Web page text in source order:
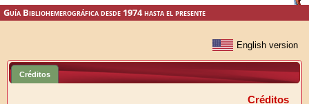
Guía Bibliohemerográfica desde 1974 hasta el presente
Créditos
Créditos